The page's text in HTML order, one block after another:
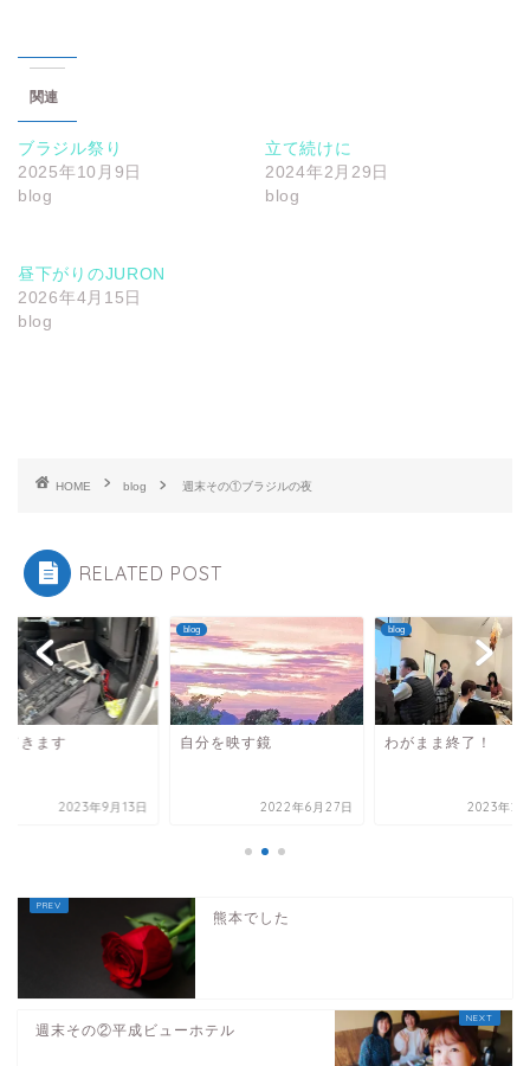
関連
ブラジル祭り
2025年10月9日
blog
立て続けに
2024年2月29日
blog
昼下がりのJURON
2026年4月15日
blog
HOME blog 週末その①ブラジルの夜
RELATED POST
を映す鏡
2022年6月27日
blog
わがまま終了！
2023年2月19日
blog
行ってきます
2023年9
熊本でした
週末その②平成ビューホテル